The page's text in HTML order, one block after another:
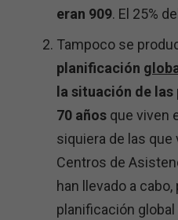
eran 909. El 25%
Tampoco se
planificación
la situación de
70 años que viven
siquiera de las
Centros de
han llevado a
planificación